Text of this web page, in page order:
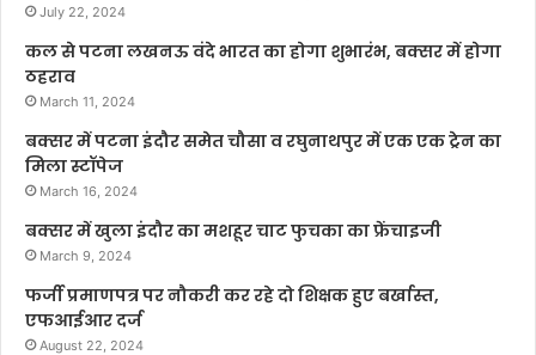
July 22, 2024
कल से पटना लखनऊ वंदे भारत का होगा शुभारंभ, बक्सर में होगा
ठहराव
March 11, 2024
बक्सर में पटना इंदौर समेत चौसा व रघुनाथपुर में एक एक ट्रेन का
मिला स्टॉपेज
March 16, 2024
बक्सर में खुला इंदौर का मशहूर चाट फुचका का फ्रेंचाइजी
March 9, 2024
फर्जी प्रमाणपत्र पर नौकरी कर रहे दो शिक्षक हुए बर्खास्त,
एफआईआर दर्ज
August 22, 2024